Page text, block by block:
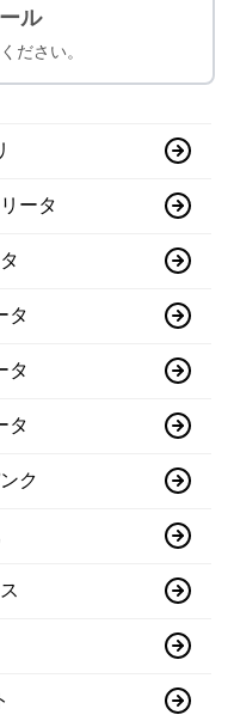
ル
ださい。
ータ
タ
タ
タ
ク